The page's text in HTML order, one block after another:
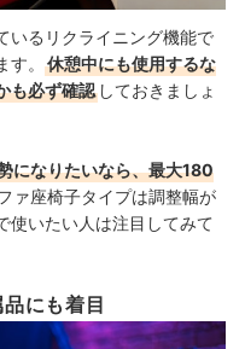
いるリクライニング機能で
。
休憩中にも使用するな
も必ず確認 しておきましょ
になりたいなら、最大180
ァ座椅子タイプは調整幅が
使いたい人は注目してみて
にも着目